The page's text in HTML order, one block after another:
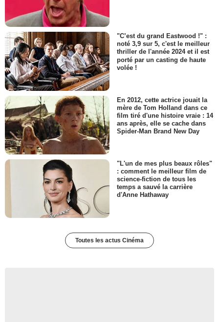
"C’est du grand Eastwood !" :
noté 3,9 sur 5, c'est le meilleur
thriller de l'année 2024 et il est
porté par un casting de haute
volée !
En 2012, cette actrice jouait la
mère de Tom Holland dans ce
film tiré d'une histoire vraie : 14
ans après, elle se cache dans
Spider-Man Brand New Day
"L'un de mes plus beaux rôles"
: comment le meilleur film de
science-fiction de tous les
temps a sauvé la carrière
d'Anne Hathaway
Toutes les actus Cinéma